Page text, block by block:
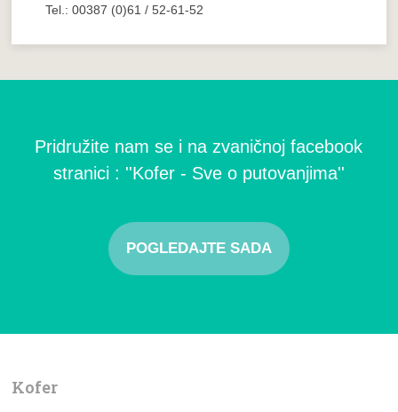
Tel.: 00387 (0)61 / 52-61-52
Pridružite nam se i na zvaničnoj facebook
stranici : ''Kofer - Sve o putovanjima''
POGLEDAJTE SADA
Kofer